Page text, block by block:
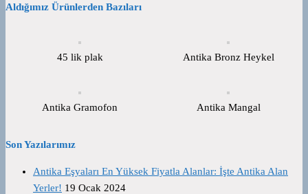
Aldığımız Ürünlerden Bazıları
45 lik plak Antika Bronz Heykel
Antika Gramofon Antika Mangal
Son Yazılarımız
Antika Eşyaları En Yüksek Fiyatla Alanlar: İşte Antika Alan
Yerler! 19 Ocak 2024